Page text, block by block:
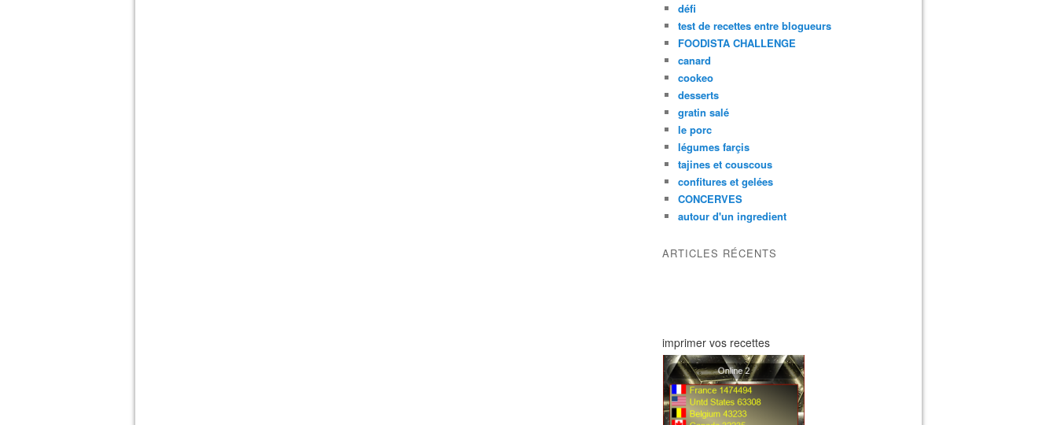
défi
test de recettes entre blogueurs
FOODISTA CHALLENGE
canard
cookeo
desserts
gratin salé
le porc
légumes farçis
tajines et couscous
confitures et gelées
CONCERVES
autour d'un ingredient
ARTICLES RÉCENTS
imprimer vos recettes